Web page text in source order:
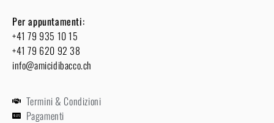
Per appuntamenti:
+41 79 935 10 15
+41 79 620 92 38
info@amicidibacco.ch
Termini & Condizioni
Pagamenti